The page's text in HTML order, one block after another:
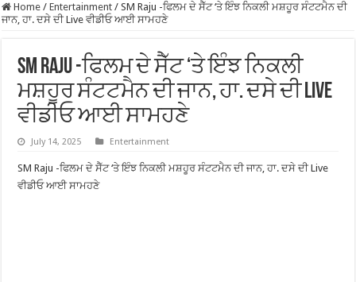
Home / Entertainment / SM Raju -ਫਿਲਮ ਦੇ ਸੈੱਟ ‘ਤੇ ਇੰਝ ਨਿਕਲੀ ਮਸ਼ਹੂਰ ਸੰਟਟਮੈਨ ਦੀ
ਜਾਨ, ਹਾ. ਦਸੇ ਦੀ Live ਵੀਡੀਓ ਆਈ ਸਾਮਹਣੇ
SM Raju -ਫਿਲਮ ਦੇ ਸੈੱਟ ‘ਤੇ ਇੰਝ ਨਿਕਲੀ
ਮਸ਼ਹੂਰ ਸੰਟਟਮੈਨ ਦੀ ਜਾਨ, ਹਾ. ਦਸੇ ਦੀ Live
ਵੀਡੀਓ ਆਈ ਸਾਮਹਣੇ
July 14, 2025 Entertainment
SM Raju -ਫਿਲਮ ਦੇ ਸੈੱਟ ‘ਤੇ ਇੰਝ ਨਿਕਲੀ ਮਸ਼ਹੂਰ ਸੰਟਟਮੈਨ ਦੀ ਜਾਨ, ਹਾ. ਦਸੇ ਦੀ Live
ਵੀਡੀਓ ਆਈ ਸਾਮਹਣੇ